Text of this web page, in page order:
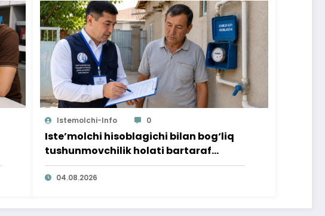
Istemolchi-Info 0
Iste’molchi hisoblagichi bilan bog‘liq
tushunmovchilik holati bartaraf
qilindi
04.08.2026